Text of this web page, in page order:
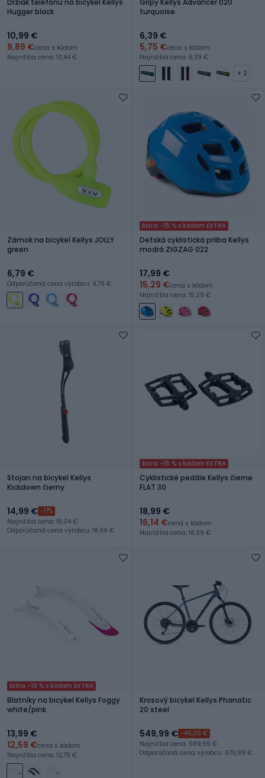
Hugger black
10,99 €
9,89 €cena s kódom
Najnižšia cena: 10,44 €
turquoise
6,39 €
5,75 €cena s kódom
Najnižšia cena: 6,39 €
+ 2
Zámok na bicykel Kellys JOLLY
green
6,79 €
Odporúčaná cena výrobcu: 9,79 €
Extra -15 % s kódom EXTRA
Detská cyklistická prilba Kellys
modrá ZIGZAG 022
17,99 €
15,29 €cena s kódom
Najnižšia cena: 15,29 €
Stojan na bicykel Kellys
Kickdown čierny
14,99 € -17%
Najnižšia cena: 18,04 €
Odporúčaná cena výrobcu: 18,99 €
Extra -15 % s kódom EXTRA
Cyklistické pedále Kellys čierne
FLAT 30
18,99 €
16,14 €cena s kódom
Najnižšia cena: 18,99 €
Extra -10 % s kódom EXTRA
Blatníky na bicykel Kellys Foggy
white/pink
13,99 €
12,59 €cena s kódom
Najnižšia cena: 12,79 €
Krosový bicykel Kellys Phanatic
20 steel
549,99 € -40,00 €
Najnižšia cena: 589,99 €
Odporúčaná cena výrobcu: 679,99 €